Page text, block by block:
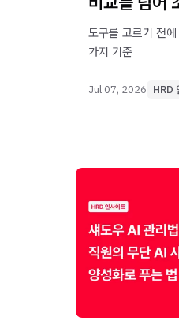
도구를 고르기 전
가지 기준
Jul 07, 2026 HRD